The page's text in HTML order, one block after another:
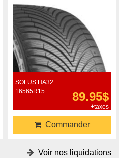
SOLUS HA32
16565R15
89.95$
+taxes
Commander
Voir nos liquidations